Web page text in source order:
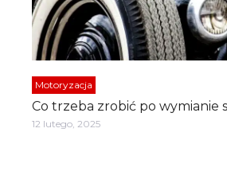
Motoryzacja
Co trzeba zrobić po wymianie
12 lutego, 2025